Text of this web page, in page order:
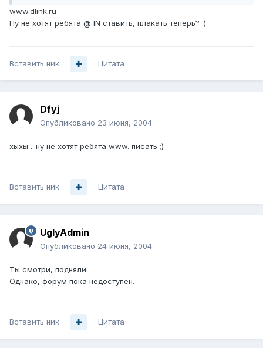
www.dlink.ru
Ну не хотят ребята @ IN ставить, плакать теперь? :)
Вставить ник Цитата
Dfyj
Опубликовано 23 июня, 2004
хыхы ...ну не хотят ребята www. писать ;)
Вставить ник Цитата
UglyAdmin
Опубликовано 24 июня, 2004
Ты смотри, подняли.
Однако, форум пока недоступен.
Вставить ник Цитата